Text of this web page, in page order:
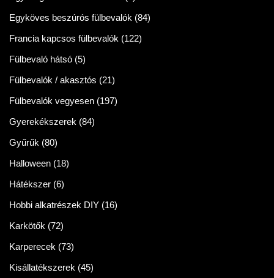
Egyköves beszúrós fülbevalók (84)
Francia kapcsos fülbevalók (122)
Fülbevaló hátsó (5)
Fülbevalók / akasztós (21)
Fülbevalók vegyesen (197)
Gyerekékszerek (84)
Gyűrűk (80)
Halloween (18)
Hátékszer (6)
Hobbi alkatrészek DIY (16)
Karkötők (72)
Karperecek (73)
Kisállatékszerek (45)